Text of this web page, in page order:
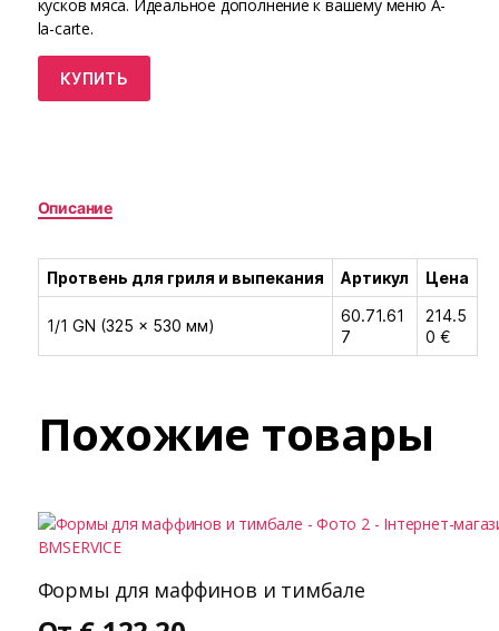
кусков мяса. Идеальное дополнение к вашему меню À-
la-carte.
КУПИТЬ
Описание
Протвень для гриля и выпекания Артикул Цена
1/1 GN (325 × 530 мм)
60.71.61
7
214.5
0 €
Похожие товары
Формы для маффинов и тимбале